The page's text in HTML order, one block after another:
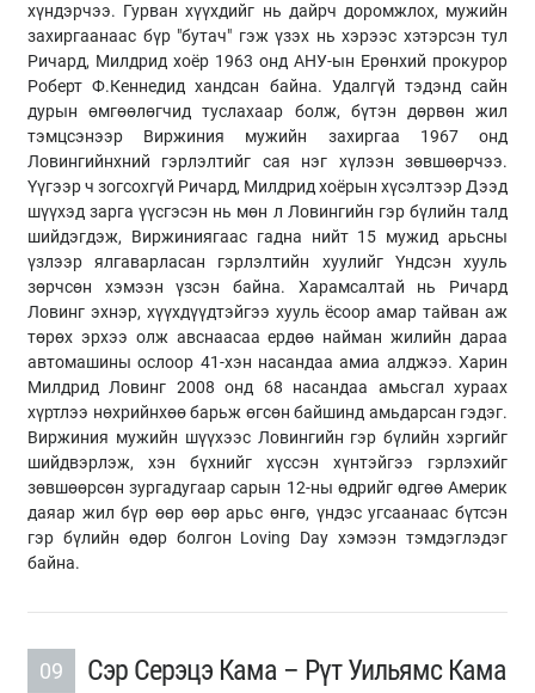
хүндэрчээ. Гурван хүүхдийг нь дайрч доромжлох, мужийн
захиргаанаас бүр "бутач" гэж үзэх нь хэрээс хэтэрсэн тул
Ричард, Милдрид хоёр 1963 онд АНУ-ын Ерөнхий прокурор
Роберт Ф.Кеннедид хандсан байна. Удалгүй тэдэнд сайн
дурын өмгөөлөгчид туслахаар болж, бүтэн дөрвөн жил
тэмцсэнээр Виржиния мужийн захиргаа 1967 онд
Ловингийнхний гэрлэлтийг сая нэг хүлээн зөвшөөрчээ.
Үүгээр ч зогсохгүй Ричард, Милдрид хоёрын хүсэлтээр Дээд
шүүхэд зарга үүсгэсэн нь мөн л Ловингийн гэр бүлийн талд
шийдэгдэж, Виржиниягаас гадна нийт 15 мужид арьсны
үзлээр ялгаварласан гэрлэлтийн хуулийг Үндсэн хууль
зөрчсөн хэмээн үзсэн байна. Харамсалтай нь Ричард
Ловинг эхнэр, хүүхдүүдтэйгээ хууль ёсоор амар тайван аж
төрөх эрхээ олж авснаасаа ердөө найман жилийн дараа
автомашины ослоор 41-хэн насандаа амиа алджээ. Харин
Милдрид Ловинг 2008 онд 68 насандаа амьсгал хураах
хүртлээ нөхрийнхөө барьж өгсөн байшинд амьдарсан гэдэг.
Виржиния мужийн шүүхээс Ловингийн гэр бүлийн хэргийг
шийдвэрлэж, хэн бүхнийг хүссэн хүнтэйгээ гэрлэхийг
зөвшөөрсөн зургадугаар сарын 12-ны өдрийг өдгөө Америк
даяар жил бүр өөр өөр арьс өнгө, үндэс угсаанаас бүтсэн
гэр бүлийн өдөр болгон Loving Day хэмээн тэмдэглэдэг
байна.
09 Сэр Серэцэ Кама – Рүт Уильямс Кама